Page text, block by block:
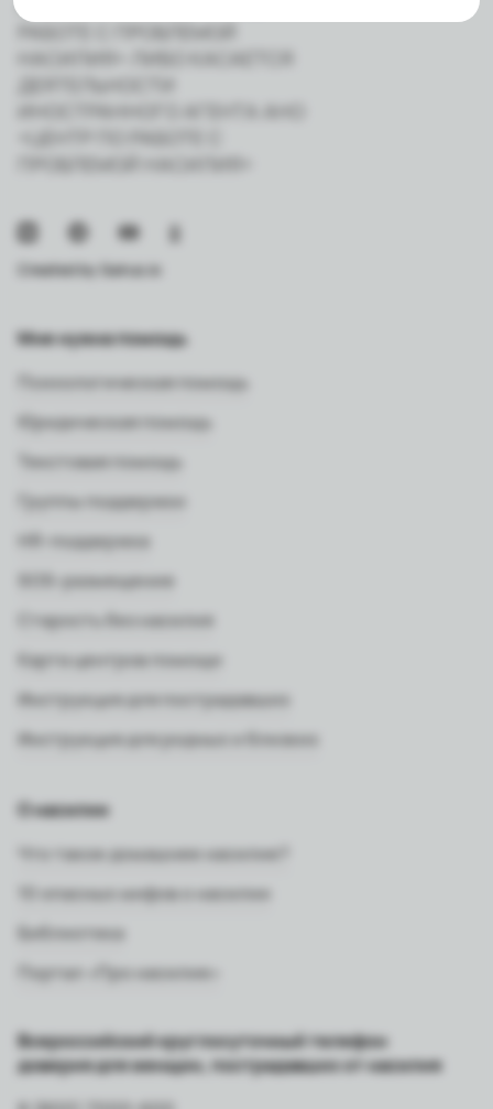
РАБОТЕ С ПРОБЛЕМОЙ
НАСИЛИЯ» ЛИБО КАСАЕТСЯ
ДЕЯТЕЛЬНОСТИ
ИНОСТРАННОГО АГЕНТА АНО
«ЦЕНТР ПО РАБОТЕ С
ПРОБЛЕМОЙ НАСИЛИЯ»
Created by Sairus.io
Мне нужна помощь
Психологическая помощь
Юридическая помощь
Текстовая помощь
Группы поддержки
HR-поддержка
SOS-размещение
Старость без насилия
Карта центров помощи
Инструкция для пострадавших
Инструкция для родных и близких
О насилии
Что такое домашнее насилие?
10 опасных мифов о насилии
Библиотека
Портал «Про насилие»
Всероссийский круглосуточный телефон
доверия для женщин, пострадавших от насилия